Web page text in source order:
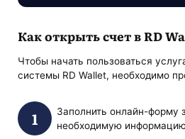
Как открыть счет в RD
Чтобы начать пользоваться
системы RD Wallet, необходимо
Заполнить онлайн-форму
необходимую